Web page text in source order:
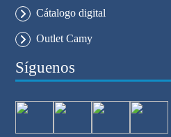
Cátalogo digital
Outlet Camy
Síguenos